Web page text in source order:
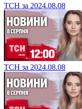
ТСН за 2024.08.08
ТСН за 2024.08.08